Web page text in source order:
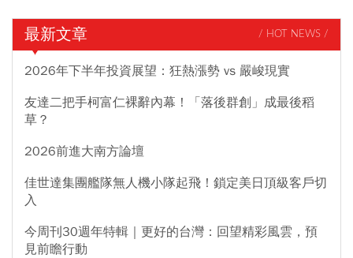
最新文章 / HOT NEWS /
2026年下半年投資展望：狂熱漲勢 vs 嚴峻現實
友達二把手柯富仁裸辭內幕！「落後群創」成最後稻
草？
2026前進大南方論壇
佳世達集團艦隊無人機小隊起飛！鎖定美日頂級客戶切
入
今周刊30週年特輯｜更好的台灣：回望精彩風雲，預
見前瞻行動